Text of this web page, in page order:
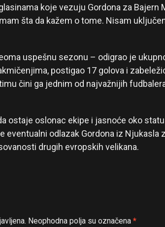
koje vezuju Gordona za Bajern
šta da kažem o tome. Nisam
uspešnu sezonu – odigrao je
postigao 17 golova i
čini ga jednim od najvažnijih
ostaje oslonac ekipe i jasnoće oko
eventualni odlazak Gordona iz Njukasla
drugih evropskih velikana.
Neophodna polja su označena *